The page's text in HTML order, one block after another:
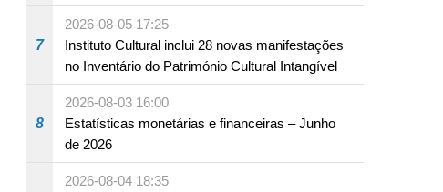
produto com substâncias medicamentosas
ocidentais
7
2026-08-05 17:25
Instituto Cultural inclui 28 novas manifestações
no Inventário do Património Cultural Intangível
8
2026-08-03 16:00
Estatísticas monetárias e financeiras – Junho
de 2026
2026-08-04 18:35